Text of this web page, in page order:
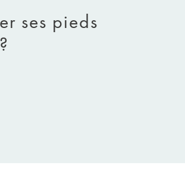
ses pieds